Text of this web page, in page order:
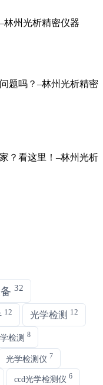
32
12 光学检测 12
检测 8
光学检测仪 7
ccd光学检测仪 6